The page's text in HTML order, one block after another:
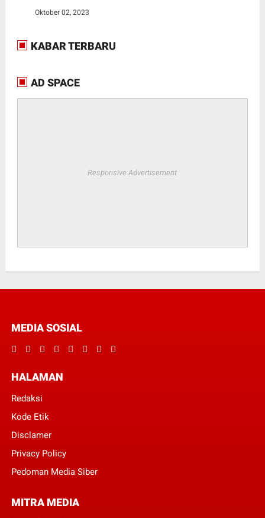
Oktober 02, 2023
KABAR TERBARU
AD SPACE
Responsive Advertisement
MEDIA SOSIAL
HALAMAN
Redaksi
Kode Etik
Disclamer
Privacy Policy
Pedoman Media Siber
MITRA MEDIA